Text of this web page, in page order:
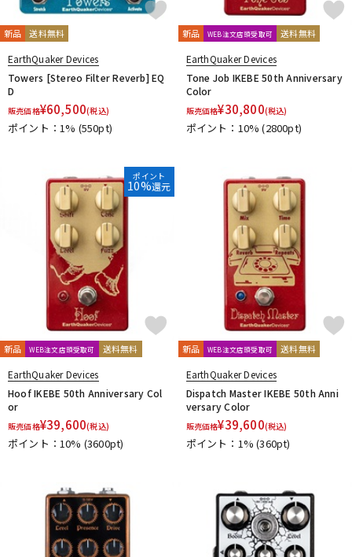
新品 送料無料
EarthQuaker Devices
Towers [Stereo Filter Reverb] EQ
D
販売価格¥60,500(税込)
ポイント：1% (550pt)
新品 WEB注文店頭受取可 送料無料
EarthQuaker Devices
Tone Job IKEBE 50th Anniversary
Color
販売価格¥30,800(税込)
ポイント：10%(2800pt)
ポイント
10%還元
新品 WEB注文店頭受取可 送料無料
EarthQuaker Devices
Hoof IKEBE 50th Anniversary Col
or
販売価格¥39,600(税込)
ポイント：10% (3600pt)
新品 WEB注文店頭受取可 送料無料
EarthQuaker Devices
Dispatch Master IKEBE 50th Anni
versary Color
販売価格¥39,600(税込)
ポイント：1%(360pt)